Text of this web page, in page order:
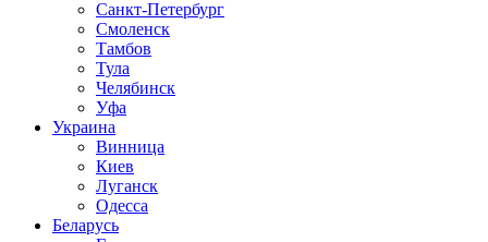
Санкт-Петербург
Смоленск
Тамбов
Тула
Челябинск
Уфа
Украина
Винница
Киев
Луганск
Одесса
Беларусь